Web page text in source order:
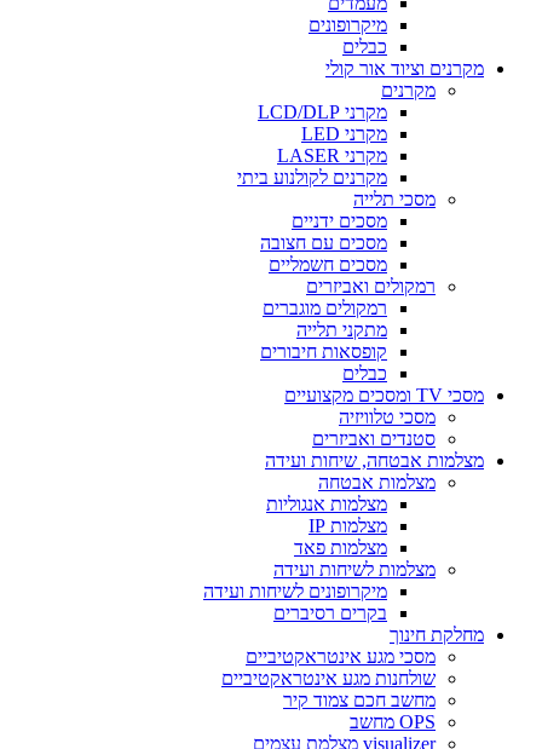
מיקרופונים
כבלים
מקרנים וציוד אור קולי
מקרנים
מקרני LCD/DLP
מקרני LED
מקרני LASER
מקרנים לקולנוע ביתי
מסכי תלייה
מסכים ידניים
מסכים עם חצובה
מסכים חשמליים
רמקולים ואביזרים
רמקולים מוגברים
מתקני תלייה
קופסאות חיבורים
כבלים
מסכי TV ומסכים מקצועיים
מסכי טלוויזיה
סטנדים ואביזרים
מצלמות אבטחה, שיחות ועידה
מצלמות אבטחה
מצלמות אנגוליות
מצלמות IP
מצלמות פאד
מצלמות לשיחות ועידה
מיקרופונים לשיחות ועידה
בקרים רסיברים
מחלקת חינוך
מסכי מגע אינטראקטיביים
שולחנות מגע אינטראקטיביים
מחשב חכם צמוד קיר
OPS מחשב
visualizer מצלמת עצמים